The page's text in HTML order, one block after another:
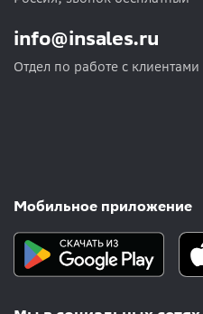
info@insales.ru
Отдел по работе с клиентами
Мобильное приложение